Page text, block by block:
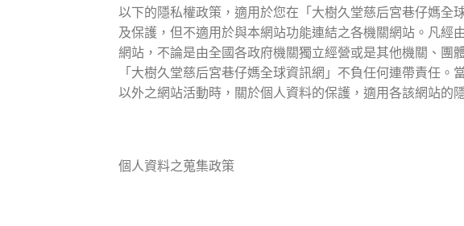
以下的隱私權政策，適用於您在「大樹久堂慈后宮巷仔媽全
及保護，但不適用於與本網站功能連結之各機關網站。凡經
網站，不論是由全國各政府機關獨立經營或是其他機關、團
「大樹久堂慈后宮巷仔媽全球資訊網」不負任何連帶責任
以外之網站活動時，關於個人資料的保護，適用各該網站的
個人資料之蒐集政策